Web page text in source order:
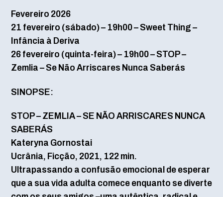
Fevereiro 2026
21 fevereiro (sábado) – 19h00 – Sweet Thing –
Infância à Deriva
26 fevereiro (quinta-feira) – 19h00 – STOP –
Zemlia – Se Não Arriscares Nunca Saberás
SINOPSE:
STOP – ZEMLIA – SE NÃO ARRISCARES NUNCA
SABERÁS
Kateryna Gornostai
Ucrânia, Ficção, 2021, 122 min.
Ultrapassando a confusão emocional de esperar
que a sua vida adulta comece enquanto se diverte